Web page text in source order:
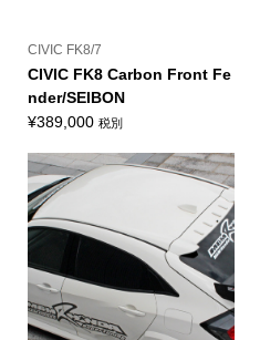
CIVIC FK8/7
CIVIC FK8 Carbon Front Fe
nder/SEIBON
¥389,000 税別